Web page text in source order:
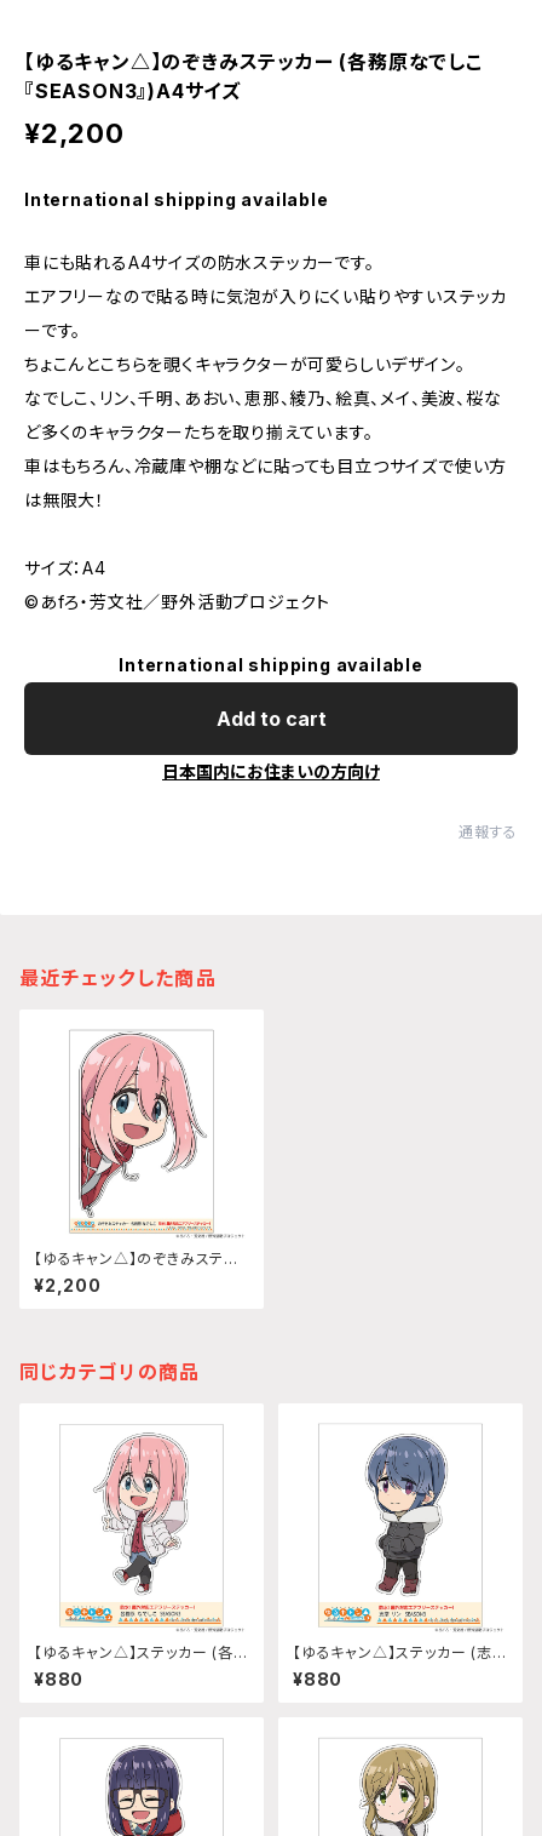
【ゆるキャン△】のぞきみステッカー (各務原なでしこ
『SEASON3』)A4サイズ
¥2,200
International shipping available
車にも貼れるA4サイズの防水ステッカーです。
エアフリーなので貼る時に気泡が入りにくい貼りやすいステッカ
ーです。
ちょこんとこちらを覗くキャラクターが可愛らしいデザイン。
なでしこ、リン、千明、あおい、恵那、綾乃、絵真、メイ、美波、桜な
ど多くのキャラクターたちを取り揃えています。
車はもちろん、冷蔵庫や棚などに貼っても目立つサイズで使い方
は無限大！
サイズ：A4
©あfろ・芳文社／野外活動プロジェクト
International shipping available
Add to cart
日本国内にお住まいの方向け
通報する
最近チェックした商品
【ゆるキャン△】のぞきみステッ
カー (各務原なでしこ『SEASO
N3』)A4サイズ
¥2,200
同じカテゴリの商品
【ゆるキャン△】ステッカー (各務
原なでしこ『SEASON3』)
¥880
【ゆるキャン△】ステッカー (志摩
リン『SEASON3』)
¥880